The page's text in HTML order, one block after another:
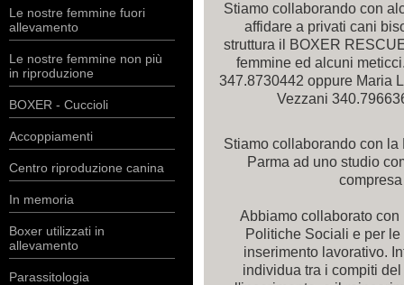
Le nostre femmine fuori
allevamento
Le nostre femmine non più
in riproduzione
BOXER - Cuccioli
Accoppiamenti
Centro riproduzione canina
In memoria
Boxer utilizzati in
allevamento
Parassitologia
Stiamo collaborando con
affidare a privati cani
struttura il BOXER
femmine ed alcuni
347.8730442 oppure Maria
Vezzani
Stiamo collaborando con
Parma ad uno studio
Abbiamo collaborato
Politiche Sociali e per
inserimento lavorativo.
individua tra i compiti